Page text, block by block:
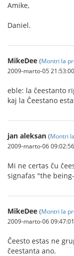
Amike,
Daniel.
MikeDee (Montri la
2009-marto-05 21:53:00
eble: la ĉeestanto
kaj la Ĉeestano
jan aleksan (Montri
2009-marto-06 09:02:56
Mi ne certas ĉu
signafas "the
MikeDee (Montri la
2009-marto-06 09:47:01
Ĉeesto estas ne
ĉeestanta ano.